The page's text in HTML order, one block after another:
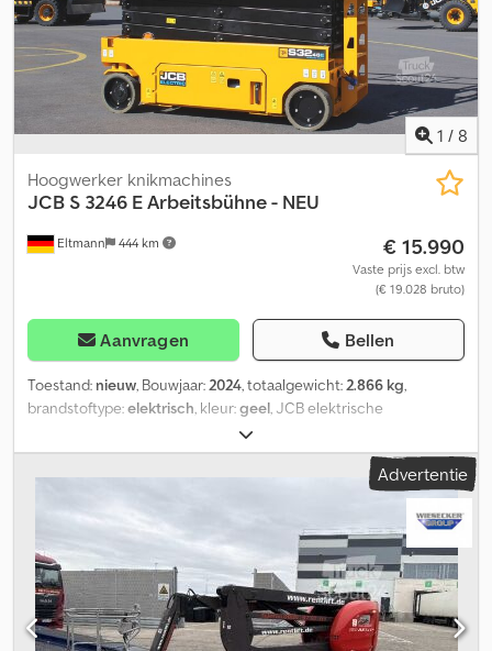
van het frame
1 / 8
Eltmann 444 km
Hoogwerker knikmachines
JCB S 3246 E Arbeitsbühne - NEU
€ 15.990
Vaste prijs excl. btw
(€ 19.028 bruto)
Aanvragen Bellen
Toestand: nieuw, Bouwjaar:2024, totaalgewicht:2.866 kg,
brandstoftype:elektrisch, kleur:geel, JCB elektrische
schaarhoogwerker Model: S3246E max. werkhoogte: 11,68 m
lengte: 2,39 m breedte: 1,18 m totaal gewicht: 2.866 kg Csdsv Rv
Iyepfx Altjha laadvermogen: 320 kg platformverlenging: 0,9 m
rechtshandige bediening, stopcontact op het platform,
inklapbare leuning, versterkte scharnierbussen, extreem
robuuste elektronica, servicedeuren met deurbuffers, motor met
beschermplaten, robuuste vering met kuilbescherming,
waarschuwingslichten op het frame, rolconstructie voor
platformverlenging, voetpedaal, lier-aansluitpunt aan de voorzijde
Advertentie